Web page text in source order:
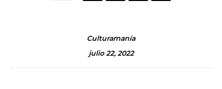
Culturamanía
julio 22, 2022